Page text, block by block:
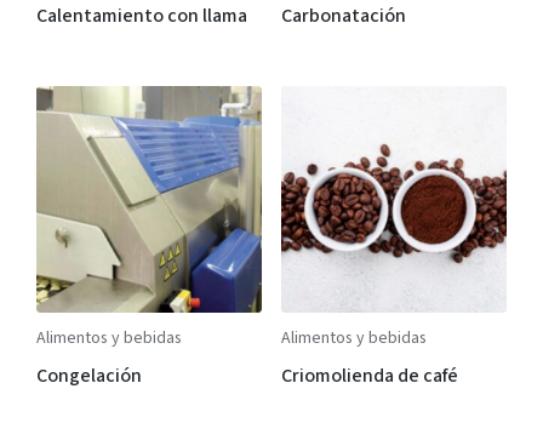
Calentamiento con llama Carbonatación
Alimentos y bebidas
Congelación
Alimentos y bebidas
Criomolienda de café